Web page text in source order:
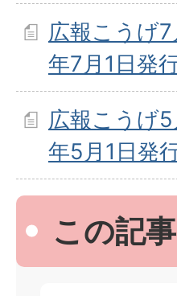
広報こうげ
年7月1日発
広報こうげ
年5月1日発
この記